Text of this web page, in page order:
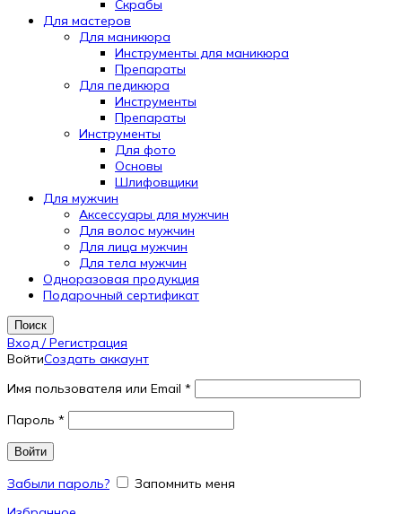
Скрабы
Для мастеров
Для маникюра
Инструменты для маникюра
Препараты
Для педикюра
Инструменты
Препараты
Инструменты
Для фото
Основы
Шлифовщики
Для мужчин
Аксессуары для мужчин
Для волос мужчин
Для лица мужчин
Для тела мужчин
Одноразовая продукция
Подарочный сертификат
Поиск
Вход / Регистрация
ВойтиСоздать аккаунт
Имя пользователя или Email *
Пароль *
Войти
Забыли пароль?
Запомнить меня